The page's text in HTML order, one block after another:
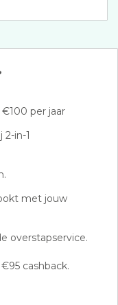
per jaar
in-1
met jouw
overstapservice.
cashback.